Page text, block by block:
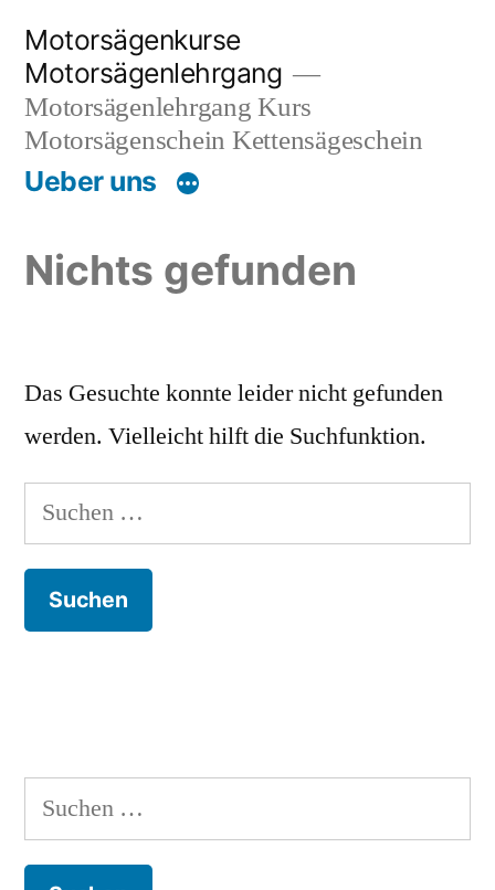
Inhalt
springen
Motorsägenkurse
Motorsägenlehrgang
Motorsägenlehrgang Kurs
Motorsägenschein Kettensägeschein
Ueber uns
Nichts gefunden
Das Gesuchte konnte leider nicht gefunden
werden. Vielleicht hilft die Suchfunktion.
Suchen
nach:
Suchen
nach: